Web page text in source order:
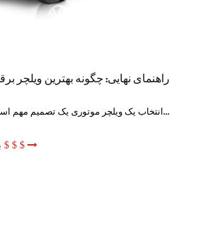
راهنمای نهایی: چگونه بهترین ویلچر
انتخاب یک ویلچر موتوری یک تصمیم مهم است که بر استقلال...
بیشتر بخوانید $ $ $